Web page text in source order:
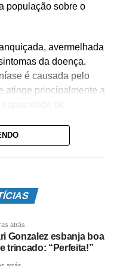
população sobre o
avermelhada
da doença.
é causada pelo
atinge principalmente a
tem alto poder
pelo estigma e
sobre os sinais
além de divulgar o
o preconceito
atrás
Gonzalez esbanja boa
trincado: “Perfeita!”